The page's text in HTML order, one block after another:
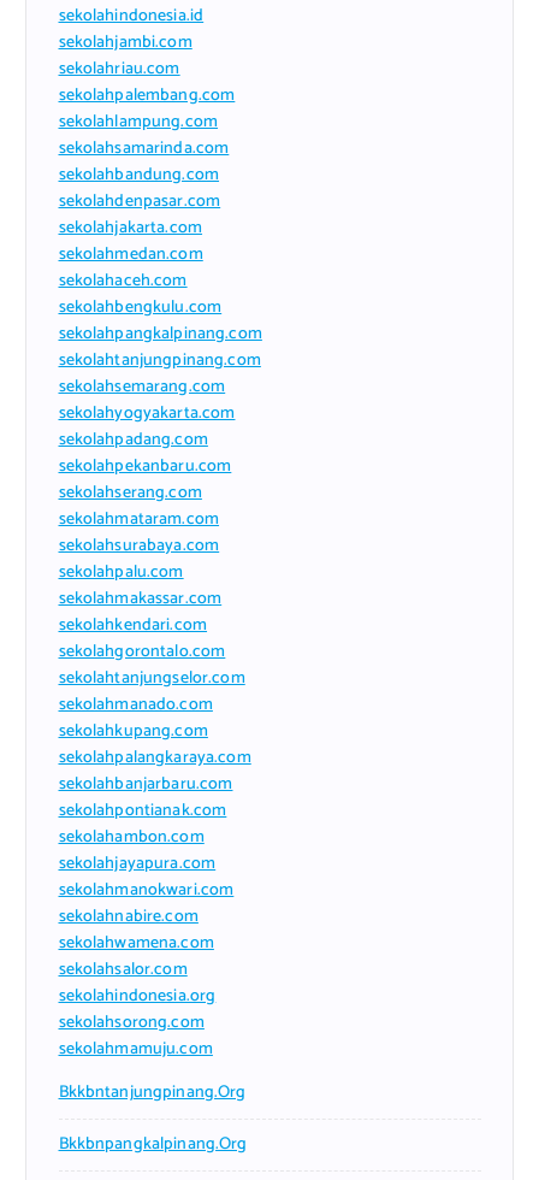
sekolahindonesia.id
sekolahjambi.com
sekolahriau.com
sekolahpalembang.com
sekolahlampung.com
sekolahsamarinda.com
sekolahbandung.com
sekolahdenpasar.com
sekolahjakarta.com
sekolahmedan.com
sekolahaceh.com
sekolahbengkulu.com
sekolahpangkalpinang.com
sekolahtanjungpinang.com
sekolahsemarang.com
sekolahyogyakarta.com
sekolahpadang.com
sekolahpekanbaru.com
sekolahserang.com
sekolahmataram.com
sekolahsurabaya.com
sekolahpalu.com
sekolahmakassar.com
sekolahkendari.com
sekolahgorontalo.com
sekolahtanjungselor.com
sekolahmanado.com
sekolahkupang.com
sekolahpalangkaraya.com
sekolahbanjarbaru.com
sekolahpontianak.com
sekolahambon.com
sekolahjayapura.com
sekolahmanokwari.com
sekolahnabire.com
sekolahwamena.com
sekolahsalor.com
sekolahindonesia.org
sekolahsorong.com
sekolahmamuju.com
Bkkbntanjungpinang.org
Bkkbnpangkalpinang.org